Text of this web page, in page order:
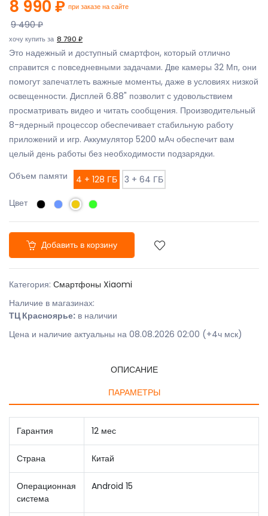
8 990 ₽ при заказе на сайте
9 490 ₽
хочу купить за 8 790 ₽
Это надежный и доступный смартфон, который отлично
справится с повседневными задачами. Две камеры 32 Мп, они
помогут запечатлеть важные моменты, даже в условиях низкой
освещенности. Дисплей 6.88" позволит с удовольствием
просматривать видео и читать сообщения. Производительный
8-ядерный процессор обеспечивает стабильную работу
приложений и игр. Аккумулятор 5200 мАч обеспечит вам
целый день работы без необходимости подзарядки.
Объем памяти
4 + 128 ГБ 3 + 64 ГБ
Цвет
Добавить в корзину
Категория: Смартфоны Xiaomi
Наличие в магазинах:
ТЦ Красноярье: в наличии
Цена и наличие актуальны на 08.08.2026 02:00 (+4ч мск)
ОПИСАНИЕ
ПАРАМЕТРЫ
Гарантия 12 мес
Страна Китай
Операционная
система
Android 15